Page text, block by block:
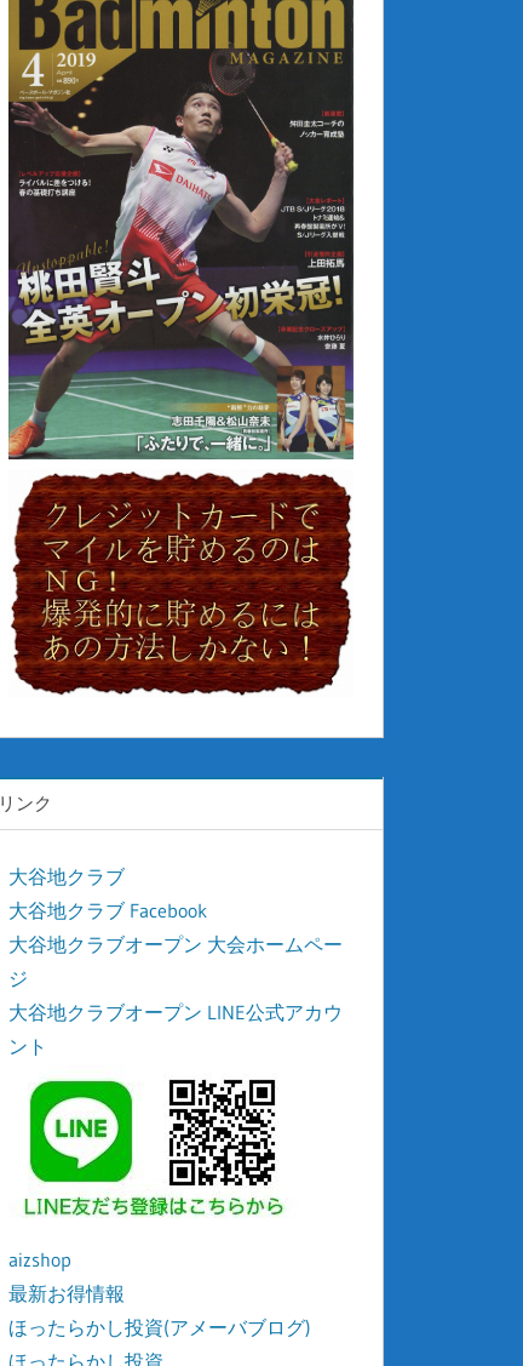
リンク
大谷地クラブ
大谷地クラブ Facebook
大谷地クラブオープン 大会ホームペー
ジ
大谷地クラブオープン LINE公式アカウ
ント
aizshop
最新お得情報
ほったらかし投資(アメーバブログ)